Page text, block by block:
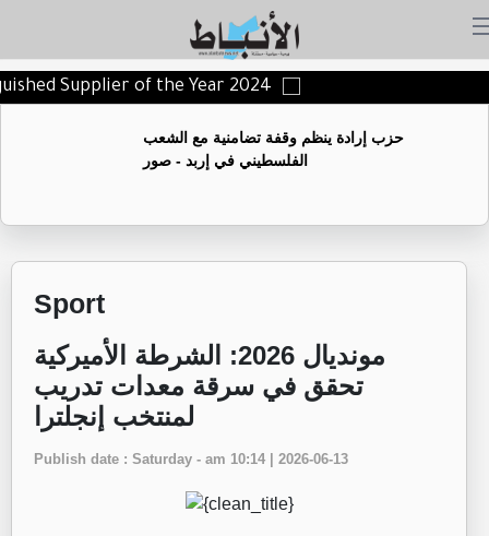
Supplier of the Year 2024
حزب إرادة ينظم وقفة تضامنية مع الشعب
الفلسطيني في إربد - صور
Sport
مونديال 2026: الشرطة الأميركية
تحقق في سرقة معدات تدريب
لمنتخب إنجلترا
Publish date : Saturday - am 10:14 | 2026-06-13